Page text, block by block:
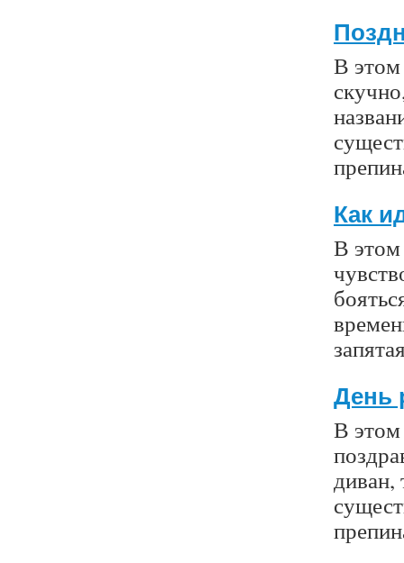
В этом
Как
В
День
В этом
диван,